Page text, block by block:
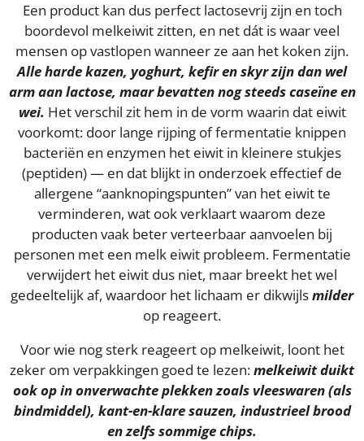
Een product kan dus perfect lactosevrij zijn en toch
boordevol melkeiwit zitten, en net dát is waar veel
mensen op vastlopen wanneer ze aan het koken zijn.
Alle harde kazen, yoghurt, kefir en skyr zijn dan wel
arm aan lactose, maar bevatten nog steeds caseïne en
wei. Het verschil zit hem in de vorm waarin dat eiwit
voorkomt: door lange rijping of fermentatie knippen
bacteriën en enzymen het eiwit in kleinere stukjes
(peptiden) — en dat blijkt in onderzoek effectief de
allergene “aanknopingspunten” van het eiwit te
verminderen, wat ook verklaart waarom deze
producten vaak beter verteerbaar aanvoelen bij
personen met een melk eiwit probleem. Fermentatie
verwijdert het eiwit dus niet, maar breekt het wel
gedeeltelijk af, waardoor het lichaam er dikwijlsmilder
op reageert.
Voor wie nog sterk reageert op melkeiwit, loont het
zeker om verpakkingen goed te lezen:melkeiwit duikt
ook op in onverwachte plekken zoals vleeswaren (als
bindmiddel), kant-en-klare sauzen, industrieel brood
en zelfs sommige chips.